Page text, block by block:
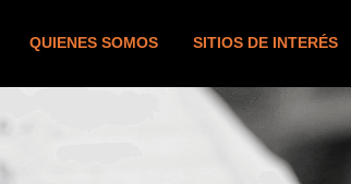
QUIENES SOMOS SITIOS DE INTERÉS